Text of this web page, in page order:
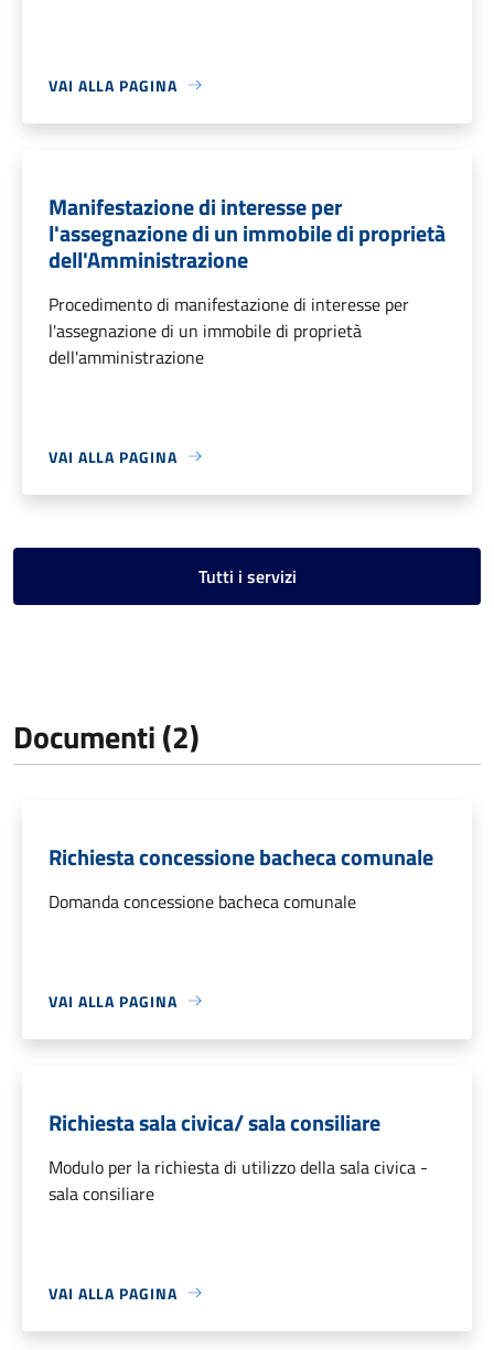
VAI ALLA PAGINA
Manifestazione di interesse per
l'assegnazione di un immobile di proprietà
dell'Amministrazione
Procedimento di manifestazione di interesse per
l'assegnazione di un immobile di proprietà
dell'amministrazione
VAI ALLA PAGINA
Tutti i servizi
Documenti (2)
Richiesta concessione bacheca comunale
Domanda concessione bacheca comunale
VAI ALLA PAGINA
Richiesta sala civica/ sala consiliare
Modulo per la richiesta di utilizzo della sala civica -
sala consiliare
VAI ALLA PAGINA